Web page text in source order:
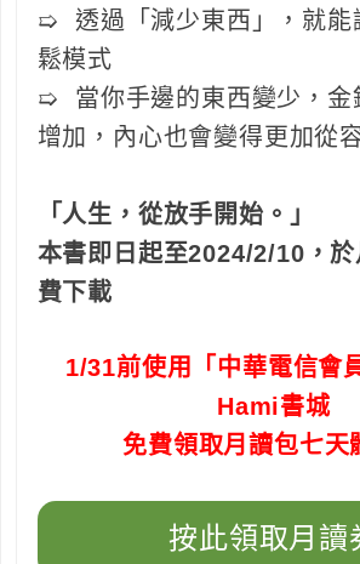
➯ 透過「減少東西」，就能
鬆模式
➯ 當你手邊的東西變少，金
增加，內心也會變得更加從
「人生，從放手開始。」
本書即日起至2024/2/10，
費下載
1/31前使用「中華電信會
Hami書城
免費領取月讀包七天
按此領取月讀